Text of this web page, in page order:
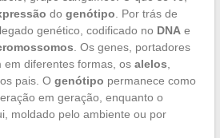
do genótipo . Por trás de
genético, codificado no DNAe
. Os genes, portadores
em diferentes formas, os alelos
pais. O genótipo permanece como
em geração, enquanto o
moldado pelo ambiente ou por